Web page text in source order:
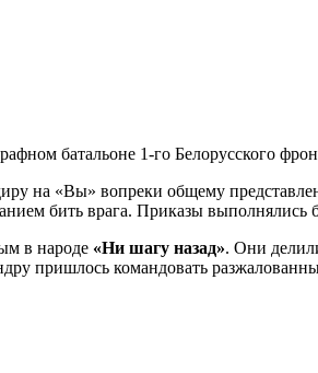
батальоне 1-го Белорусского
на «Вы» вопреки общему
бить врага. Приказы выполнялись
в народе «Ни шагу назад». Они
пришлось командовать